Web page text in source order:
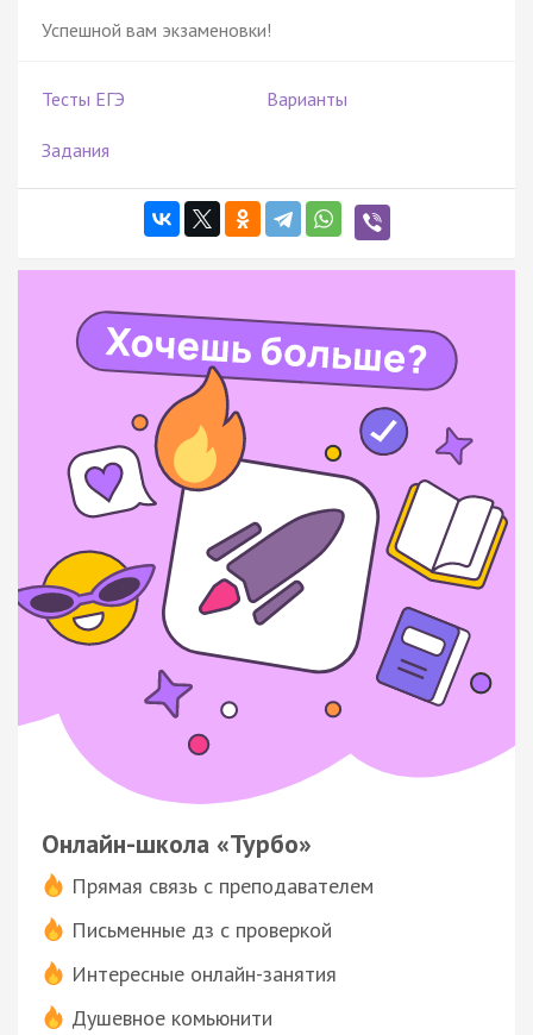
Успешной вам экзаменовки!
Тесты ЕГЭ Варианты
Задания
Онлайн-школа «Турбо»
Прямая связь с преподавателем
Письменные дз с проверкой
Интересные онлайн-занятия
Душевное комьюнити